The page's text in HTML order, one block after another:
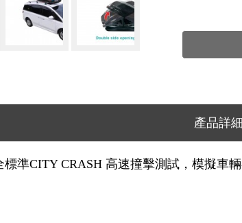
產品詳
準CITY CRASH 高速撞擊測試，模擬車